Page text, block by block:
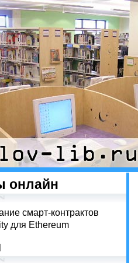
онлайн
смарт-контрактов
для Ethereum